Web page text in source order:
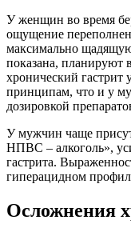
У женщин во время
ощущение
максимально
показана, планируют
хронический
принципам, что и у
дозировкой
У мужчин чаще
НПВС – алкоголь»,
гастрита.
гиперацидном
Осложнения